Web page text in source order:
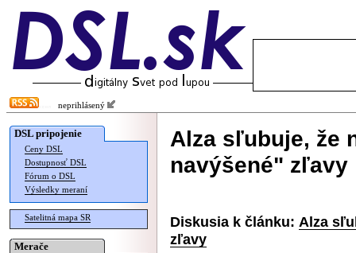
neprihlásený
DSL pripojenie
Ceny DSL
Dostupnosť DSL
Fórum o DSL
Výsledky meraní
Satelitná mapa SR
Merače
Alza sľubuje, že
navýšené" zľavy
Diskusia k článku: Alza
zľavy